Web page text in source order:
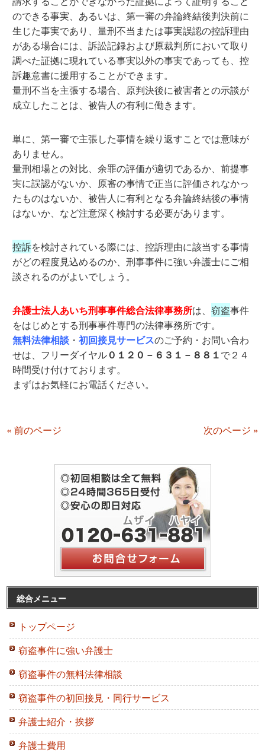
のできる事実、あるいは、第一審の弁論終結後判決前に
生じた事実であり、量刑不当または事実誤認の控訴理由
がある場合には、訴訟記録および原裁判所において取り
調べた証拠に現れている事実以外の事実であっても、控
訴趣意書に援用することができます。
量刑不当を主張する場合、原判決後に被害者との示談が
成立したことは、被告人の有利に働きます。
単に、第一審で主張した事情を繰り返すことでは意味が
ありません。
量刑相場との対比、余罪の評価が適切であるか、前提事
実に誤認がないか、原審の事情で正当に評価されなかっ
たものはないか、被告人に有利となる弁論終結後の事情
はないか、など注意深く検討する必要があります。
控訴を検討されている際には、控訴理由に該当する事情
がどの程度見込めるのか、刑事事件に強い弁護士にご相
談されるのがよいでしょう。
弁護士法人あいち刑事事件総合法律事務所は、窃盗事件
をはじめとする刑事事件専門の法律事務所です。
無料法律相談 ・初回接見サービスのご予約・お問い合わ
せは、フリーダイヤル０１２０－６３１－８８１で２４
時間受け付けております。
まずはお気軽にお電話ください。
« 前のページ 次のページ »
総合メニュー
トップページ
窃盗事件に強い弁護士
窃盗事件の無料法律相談
窃盗事件の初回接見・同行サービス
弁護士紹介・挨拶
弁護士費用